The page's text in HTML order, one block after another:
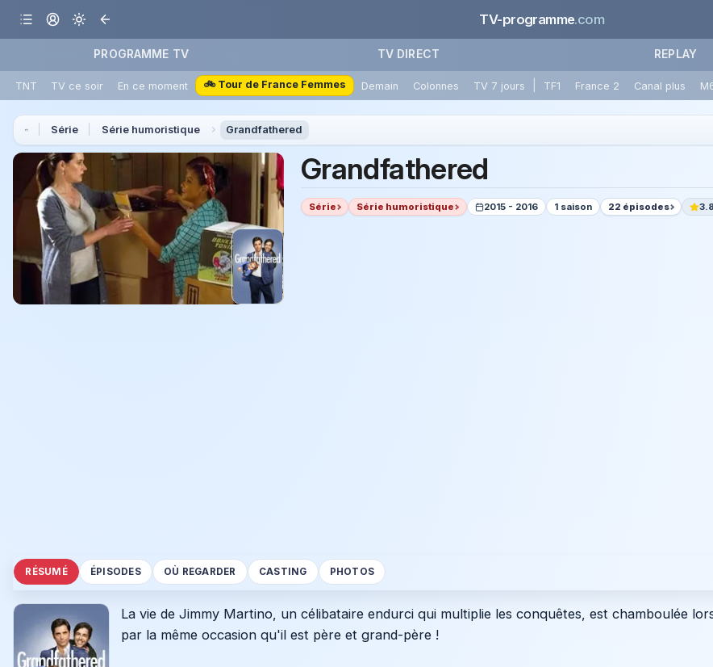
TV-programme.com
PROGRAMME TV TV DIRECT REPLAY
TNT TV ce soir En ce moment 🚲 Tour de France Femmes Demain Colonnes TV 7 jours TF1 France 2 Canal plus
Série Série humoristique Grandfathered
Grandfathered
Série Série humoristique 2015 - 2016 1 saison 22 épisodes
RÉSUMÉ ÉPISODES OÙ REGARDER CASTING PHOTOS
La vie de Jimmy Martino, un célibataire endurci qui multiplie les conquêtes, est chamboulée
par la même occasion qu'il est père et grand-père !